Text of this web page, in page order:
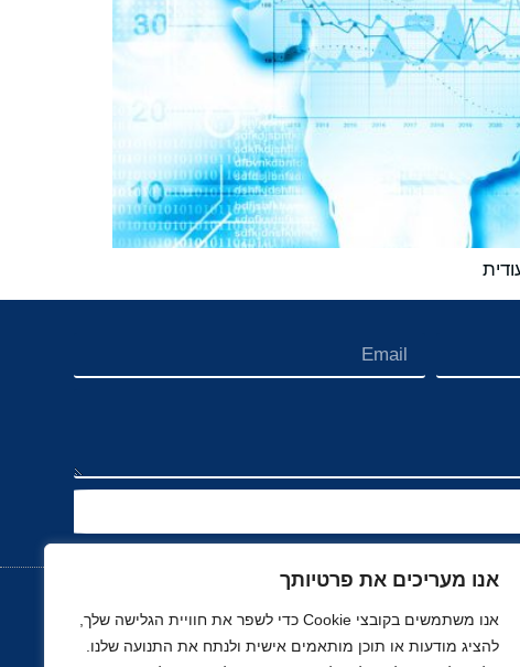
אנו מעריכים את פרטיותך
אנו משתמשים בקובצי Cookie כדי לשפר את חוויית הגלישה שלך,
להציג מודעות או תוכן מותאמים אישית ולנתח את התנועה שלנו.
רכב, תעופה ותחבורה